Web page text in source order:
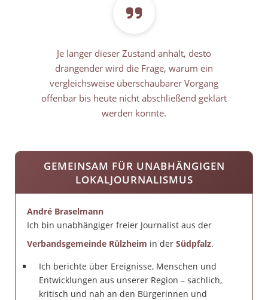
Je länger dieser Zustand anhält, desto
drängender wird die Frage, warum ein
vergleichsweise überschaubarer Vorgang
offenbar bis heute nicht abschließend geklärt
werden konnte.
GEMEINSAM FÜR UNABHÄNGIGEN
LOKALJOURNALISMUS
André Braselmann
Ich bin unabhängiger freier Journalist aus der
Verbandsgemeinde Rülzheim in der Südpfalz.
Ich berichte über Ereignisse, Menschen und
Entwicklungen aus unserer Region – sachlich,
kritisch und nah an den Bürgerinnen und